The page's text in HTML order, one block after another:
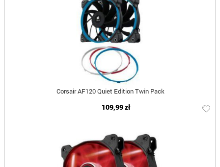
Corsair AF120 Quiet Edition Twin Pack
109,99 zł